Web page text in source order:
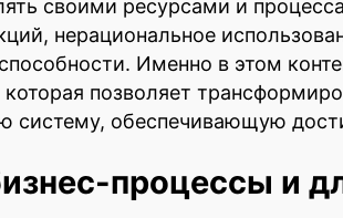
своими ресурсами и
нерациональное
Именно в этом
позволяет
систему, обеспечивающую
процессы и